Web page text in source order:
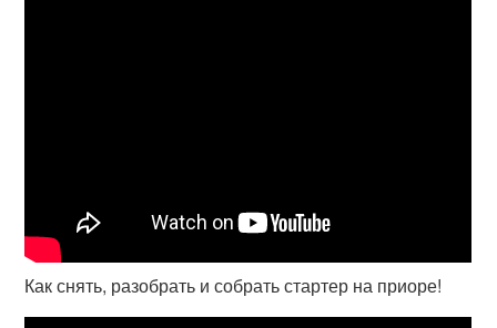
Как снять, разобрать и собрать стартер на приоре!